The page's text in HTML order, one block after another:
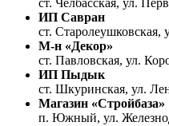
ст. Челбасская, ул.
ИП Савран
ст.
М-н «Декор»
ст. Павловская, ул.
ИП Пыдык
ст. Шкуринская, ул.
Магазин «Стройбаза»
п. Южный, ул.